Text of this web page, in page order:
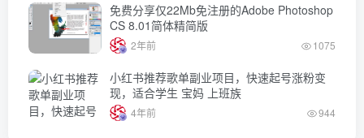
免费分享仅22Mb免注册的Adobe Photoshop
CS 8.01简体精简版
2年前 1075
小红书推荐歌单副业项目，快速起号涨粉变
现，适合学生 宝妈 上班族
4年前 944